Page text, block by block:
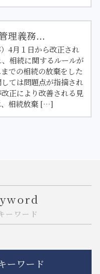
理義務...
4月１日から改正され
相続に関するルールが
での相続の放棄をした
ては問題点が指摘され
正により改善される見
、相続放棄 […]
ーワード
ーワード